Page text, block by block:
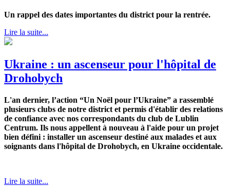
Un rappel des dates importantes du district pour la rentrée.
Lire la suite...
Ukraine : un ascenseur pour l'hôpital de
Drohobych
L'an dernier, l’action “Un Noël pour l’Ukraine” a rassemblé
plusieurs clubs de notre district et permis d'établir des relations
de confiance avec nos correspondants du club de Lublin
Centrum. Ils nous appellent à nouveau à l'aide pour un projet
bien défini : installer un ascenseur destiné aux malades et aux
soignants dans l'hôpital de Drohobych, en Ukraine occidentale.
Lire la suite...